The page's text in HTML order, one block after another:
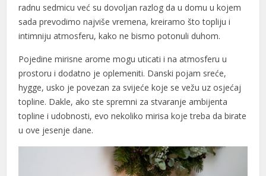
radnu sedmicu već su dovoljan razlog da u domu u kojem
sada prevodimo najviše vremena, kreiramo što topliju i
intimniju atmosferu, kako ne bismo potonuli duhom.
Pojedine mirisne arome mogu uticati i na atmosferu u
prostoru i dodatno je oplemeniti. Danski pojam sreće,
hygge, usko je povezan za svijeće koje se vežu uz osjećaj
topline. Dakle, ako ste spremni za stvaranje ambijenta
topline i udobnosti, evo nekoliko mirisa koje treba da birate
u ove jesenje dane.